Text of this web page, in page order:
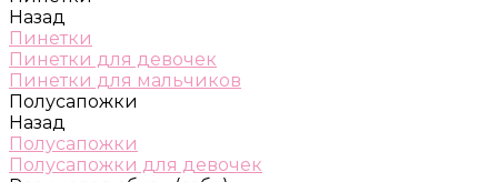
Назад
Пинетки
Пинетки для девочек
Пинетки для мальчиков
Полусапожки
Назад
Полусапожки
Полусапожки для девочек